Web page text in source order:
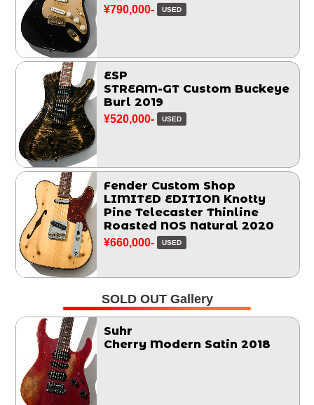
¥790,000- USED
ESP
STREAM-GT Custom Buckeye
Burl 2019
¥520,000- USED
Fender Custom Shop
LIMITED EDITION Knotty
Pine Telecaster Thinline
Roasted NOS Natural 2020
¥660,000- USED
SOLD OUT Gallery
Suhr
Cherry Modern Satin 2018